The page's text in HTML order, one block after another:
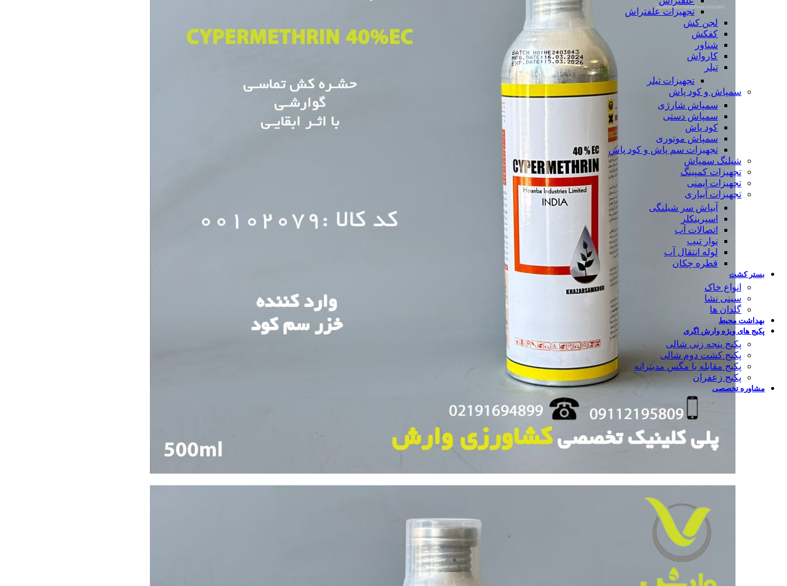
تجهیزات علفتراش
لجن کش
کفکش
شناور
کارواش
تیلر
تجهیزات تیلر
سمپاش و کود پاش
سمپاش شارژی
سمپاش دستی
کود پاش
سمپاش موتوری
تجهیزات سم پاش و کود پاش
شیلنگ سمپاش
تجهیزات کمپینگ
تجهیزات ایمنی
تجهیزات آبیاری
آبپاش سر شیلنگی
اسپرینکلر
اتصالات آب
نوار تیپ
لوله انتقال آب
قطره چکان
بستر کشت
انواع خاک
سینی نشا
گلدان ها
بهداشت محیط
پکیج های ویژه وارش اگری
پکیج پنجه زنی شالی
پکیج کشت دوم شالی
پکیج مقابله با مگس مدیترانه
پکیج زعفران
مشاوره تخصصی